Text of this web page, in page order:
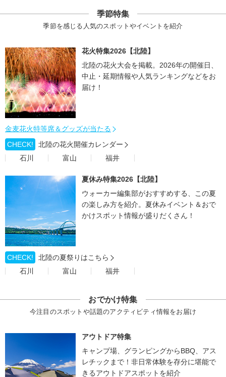
季節特集
季節を感じる人気のスポットやイベントを紹介
花火特集2026【北陸】
北陸の花火大会を掲載。2026年の開催日、
中止・延期情報や人気ランキングなどをお
届け！
金麦花火特等席＆グッズが当たる
CHECK!
北陸の花火開催カレンダー
石川
富山 福井
夏休み特集2026【北陸】
ウォーカー編集部がおすすめする、この夏
の楽しみ方を紹介。夏休みイベント＆おで
かけスポット情報が盛りだくさん！
CHECK!
北陸の夏祭りはこちら
石川
富山 福井
おでかけ特集
今注目のスポットや話題のアクティビティ情報をお届け
アウトドア特集
キャンプ場、グランピングからBBQ、アス
レチックまで！非日常体験を存分に堪能で
きるアウトドアスポットを紹介